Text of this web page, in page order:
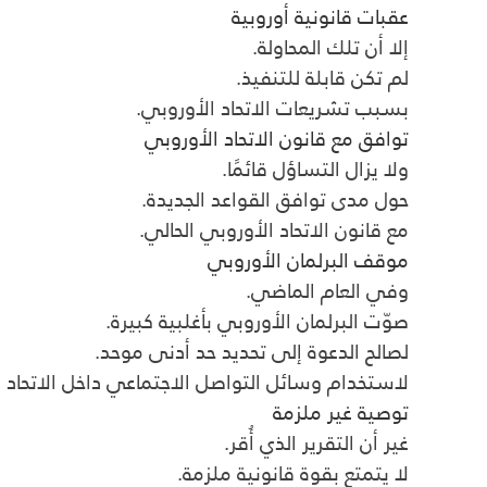
عقبات قانونية أوروبية
إلا أن تلك المحاولة.
لم تكن قابلة للتنفيذ.
بسبب تشريعات الاتحاد الأوروبي.
توافق مع قانون الاتحاد الأوروبي
ولا يزال التساؤل قائمًا.
حول مدى توافق القواعد الجديدة.
مع قانون الاتحاد الأوروبي الحالي.
موقف البرلمان الأوروبي
وفي العام الماضي.
صوّت البرلمان الأوروبي بأغلبية كبيرة.
لصالح الدعوة إلى تحديد حد أدنى موحد.
لاستخدام وسائل التواصل الاجتماعي داخل
توصية غير ملزمة
غير أن التقرير الذي أُقر.
لا يتمتع بقوة قانونية ملزمة.